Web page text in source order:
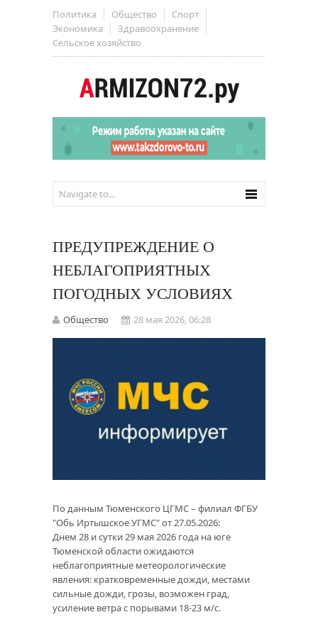
Политика Общество
Спорт
Экономика
Здравоохранение
Сельское хозяйство
ПРЕДУПРЕЖДЕНИЕ О
НЕБЛАГОПРИЯТНЫХ
ПОГОДНЫХ УСЛОВИЯХ
Общество 28 мая 2026, 06:28
По данным Тюменского ЦГМС – филиал ФГБУ
"Обь Иртышское УГМС" от 27.05.2026:
Днем 28 и сутки 29 мая 2026 года на юге
Тюменской области ожидаются
неблагоприятные метеорологические
явления: кратковременные дожди, местами
сильные дожди, грозы, возможен град,
усиление ветра с порывами 18-23 м/с.